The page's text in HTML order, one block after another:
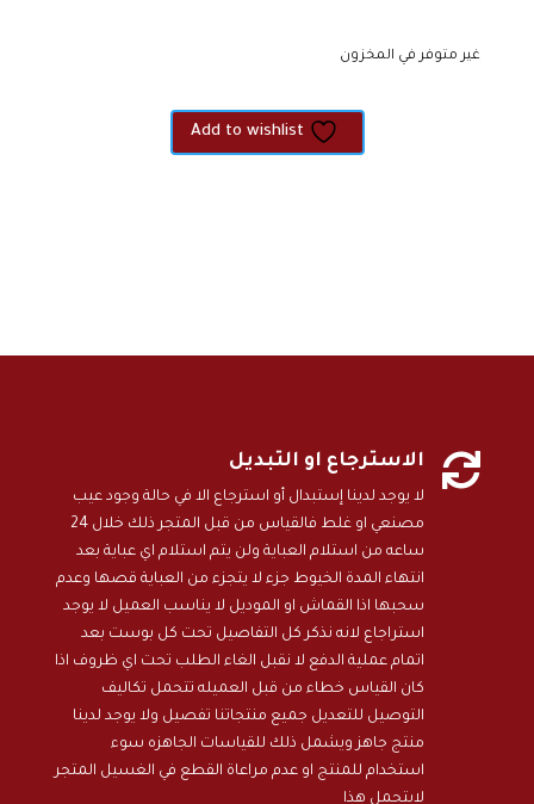
غير متوفر في المخزون
Add to wishlist
 الاسترجاع او التبديل
لا يوجد لدينا إستبدال أو استرجاع الا في حالة وجود عيب
مصنعي او غلط فالقياس من قبل المتجر ذلك خلال 24
ساعه من استلام العباية ولن يتم استلام اي عباية بعد
انتهاء المدة الخيوط جزء لا يتجزء من العباية قصها وعدم
سحبها اذا القماش او الموديل لا يناسب العميل لا يوجد
استراجاع لانه نذكر كل التفاصيل تحت كل بوست بعد
اتمام عملية الدفع لا نقبل الغاء الطلب تحت اي ظروف اذا
كان القياس خطاء من قبل العميله تتحمل تكاليف
التوصيل للتعديل جميع منتجاتنا تفصيل ولا يوجد لدينا
منتج جاهز ويشمل ذلك للقياسات الجاهزه سوء
استخدام للمنتج او عدم مراعاة القطع في الغسيل المتجر
لايتحمل هذا